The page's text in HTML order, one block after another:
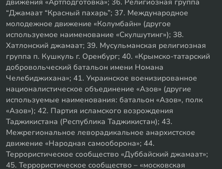
“Джамаат “Красный пахарь”; 37. Международное
молодежное движение «Колумбайн» (другое
используемое наименование «Скулшутинг»); 38.
Хатлонский джамаат; 39. Мусульманская религиозная
группа п. Кушкуль г. Оренбург; 40. «Крымско-татарский
добровольческий батальон имени Номана
Челебиджихана»; 41. Украинское военизированное
националистическое объединение «Азов» (другие
используемые наименования: батальон «Азов», полк
«Азов»); 42. Партия исламского возрождения
Таджикистана (Республика Таджикистан); 43.
Межрегиональное леворадикальное анархистское
движение «Народная самооборона»; 44.
Террористическое сообщество «Дуббайский джамаат»;
45. Террористическое сообщество – «московская